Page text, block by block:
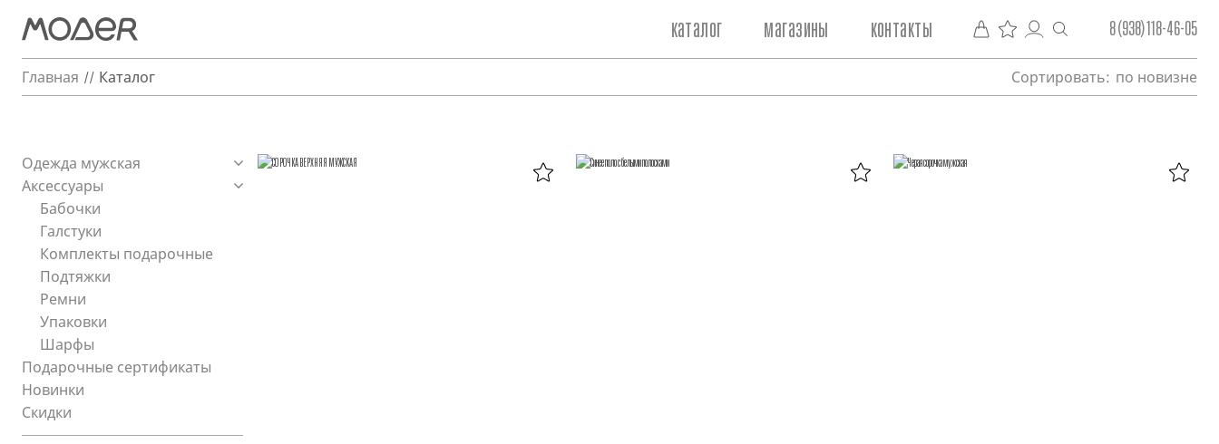
каталог магазины контакты 8 (938) 118-46-05
Главная Каталог Сортировать: по новизне
Одежда мужская
Аксессуары
Бабочки
Галстуки
Комплекты подарочные
Подтяжки
Ремни
Упаковки
Шарфы
Подарочные сертификаты
Новинки
Скидки